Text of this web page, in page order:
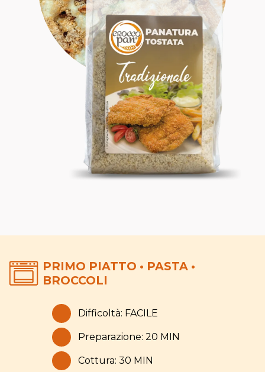
PRIMO PIATTO • PASTA •
BROCCOLI
Difficoltà: FACILE
Preparazione: 20 MIN
Cottura: 30 MIN